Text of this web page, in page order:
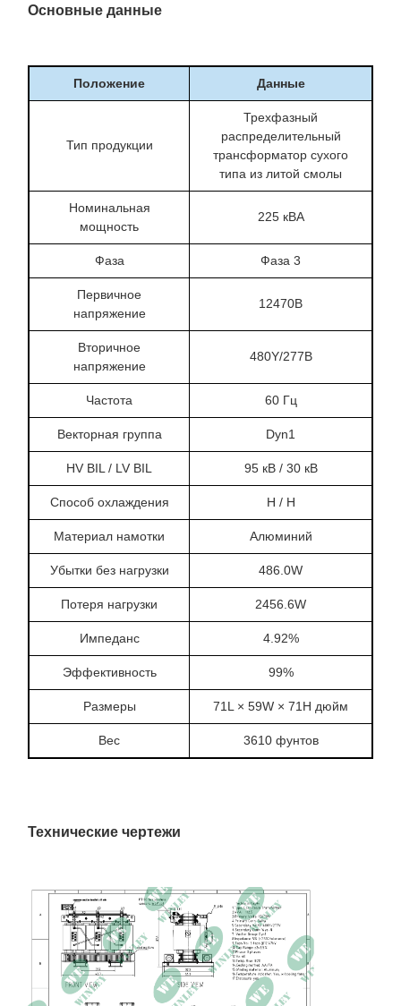
Основные данные
Положение Данные
Тип продукции
Трехфазный
распределительный
трансформатор сухого
типа из литой смолы
Номинальная
мощность
225 кВА
Фаза Фаза 3
Первичное
напряжение
12470В
Вторичное
напряжение
480Y/277В
Частота 60 Гц
Векторная группа Dyn1
HV BIL / LV BIL 95 кВ / 30 кВ
Способ охлаждения Н / Н
Материал намотки Алюминий
Убытки без нагрузки 486.0W
Потеря нагрузки 2456.6W
Импеданс 4.92%
Эффективность 99%
Размеры 71L × 59W × 71H дюйм
Вес 3610 фунтов
Технические чертежи